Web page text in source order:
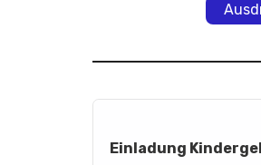
Einladung